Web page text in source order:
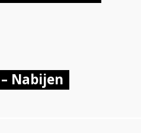
Nabijen